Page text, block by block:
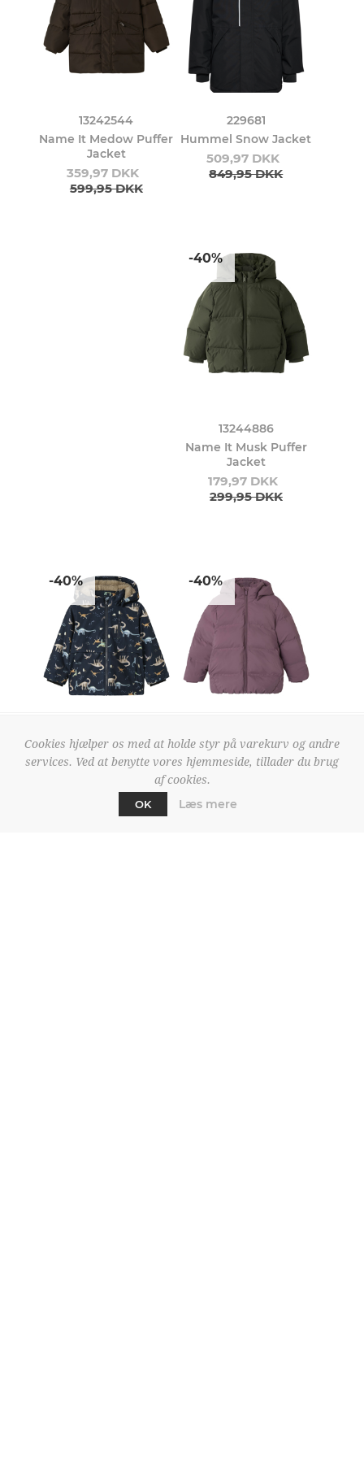
13242544
Name It Medow Puffer
Jacket
359,97 DKK
599,95 DKK
229681
Hummel Snow Jacket
509,97 DKK
849,95 DKK
-40%
13244886
Name It Musk Puffer
Jacket
179,97 DKK
299,95 DKK
-40%
13242461
Name It Snow05 Jacket
269,97 DKK
449,95 DKK
-40%
13244887
Name It Musk Puffer
197,97 DKK
Cookies hjælper os med at holde styr på varekurv og andre
services. Ved at benytte vores hjemmeside, tillader du brug
af cookies.
OK
Læs mere